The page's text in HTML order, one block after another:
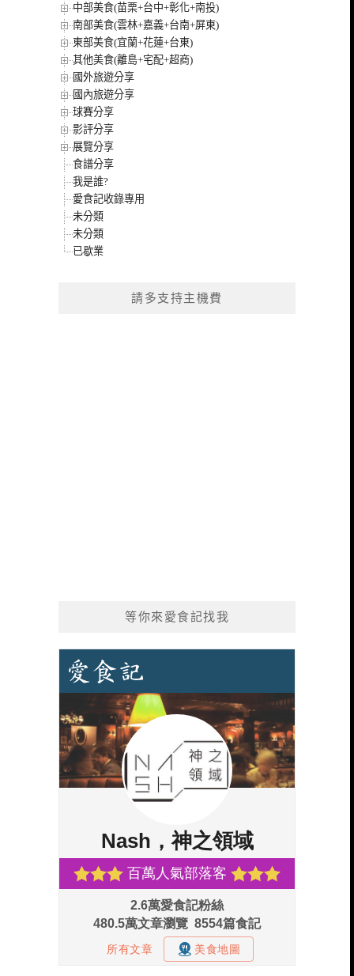
中部美食(苗栗+台中+彰化+南投)
南部美食(雲林+嘉義+台南+屏東)
東部美食(宜蘭+花蓮+台東)
其他美食(離島+宅配+超商)
國外旅遊分享
國內旅遊分享
球賽分享
影評分享
展覽分享
食譜分享
我是誰?
愛食記收錄專用
未分類
未分類
已歇業
請多支持主機費
等你來愛食記找我